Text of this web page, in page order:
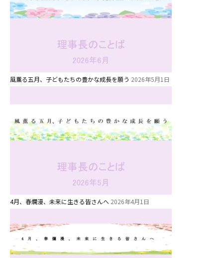
風薫る五月、子どもたちの豊かな成長を願う 2026年5月1日
4月、春爛漫、未来に生きる皆さんへ 2026年4月1日
お知らせ